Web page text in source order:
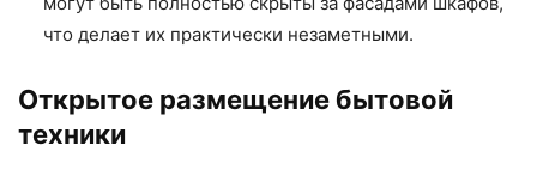
что делает их практически незаметными.
Открытое размещение бытовой
техники